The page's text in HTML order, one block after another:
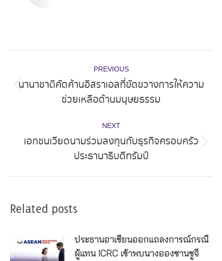
navigation
PREVIOUS
post:
นานาชาติคัดค้านอิสราเอลที่ขัดขวางการให้ความ
ช่วยเหลือด้านมนุษยธรรม
NEXT
Next
post:
เอกชนเวียดนามร่วมลงทุนกับธุรกิจครอบครัว
ประธานาธิบดีทรัมป์
Related posts
ประธานอาเซียนออกแถลงการณ์กรณี
ผู้แทน ICRC เข้าพบนางอองซานซูจี